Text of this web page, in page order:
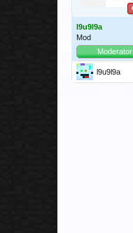
l9u9l9a
Mod
Moderator
l9u9l9a